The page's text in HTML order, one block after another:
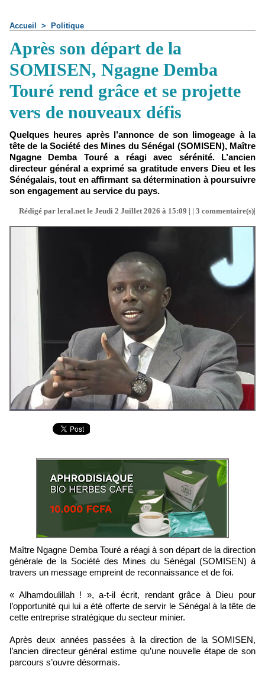
Accueil > Politique
Après son départ de la
SOMISEN, Ngagne Demba
Touré rend grâce et se projette
vers de nouveaux défis
Quelques heures après l’annonce de son limogeage à la
tête de la Société des Mines du Sénégal (SOMISEN), Maître
Ngagne Demba Touré a réagi avec sérénité. L’ancien
directeur général a exprimé sa gratitude envers Dieu et les
Sénégalais, tout en affirmant sa détermination à poursuivre
son engagement au service du pays.
Rédigé par leral.net le Jeudi 2 Juillet 2026 à 15:09 | | 3 commentaire(s)|
Maître Ngagne Demba Touré a réagi à son départ de la direction
générale de la Société des Mines du Sénégal (SOMISEN) à
travers un message empreint de reconnaissance et de foi.
« Alhamdoulillah ! », a-t-il écrit, rendant grâce à Dieu pour
l’opportunité qui lui a été offerte de servir le Sénégal à la tête de
cette entreprise stratégique du secteur minier.
Après deux années passées à la direction de la SOMISEN,
l’ancien directeur général estime qu’une nouvelle étape de son
parcours s’ouvre désormais.